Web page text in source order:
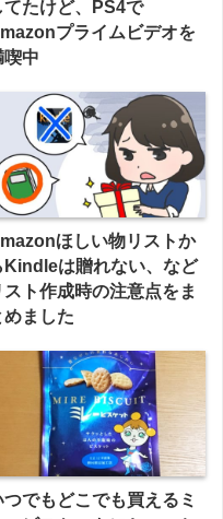
てたけど、PS4で
プライムビデオを
喫中
ほしい物リストか
Kindleは贈れない、など
スト作成時の注意点をま
めました
つでもどこでも買えるミ